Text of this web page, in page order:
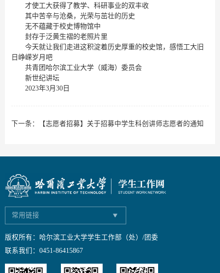
才使工大获得了教学、科研事业的双丰收
其中苦辛与沧桑，光荣与茁壮的历史
无不蕴藏于校史博物馆中
封存于泛黄生褶的老照片里
今天就让我们走进这积淀着历史厚重的校史馆，感悟工大旧
日峥嵘岁月吧
共青团哈尔滨工业大学（威海）委员会
新世纪讲坛
2023年3月30日
下一条： 【志愿者招募】关于招募中学生科创讲师志愿者的通知
常用链接
版权所有：哈尔滨工业大学学生工作部（处）/团委
联系我们：0451-86415867